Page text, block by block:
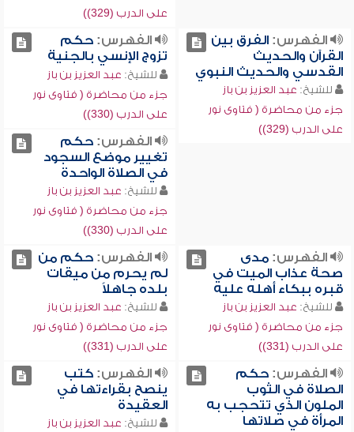
على الدرب (329))
الفهرس:الفرق بين
القرآن والحديث
القدسي والحديث النبوي
للشيخ: عبد العزيز بن باز
جزء من محاضرة ( فتاوى نور
على الدرب (329))
الفهرس:حكم
تزوج الإنسي بالجنية
للشيخ: عبد العزيز بن باز
جزء من محاضرة ( فتاوى نور
على الدرب (330))
الفهرس:حكم
تغيير موضع السجود
في الصلاة الواحدة
للشيخ: عبد العزيز بن باز
جزء من محاضرة ( فتاوى نور
على الدرب (330))
الفهرس:مدى
صحة عذاب الميت في
قبره ببكاء أهله عليه
للشيخ: عبد العزيز بن باز
جزء من محاضرة ( فتاوى نور
على الدرب (331))
الفهرس:حكم من
لم يحرم من ميقات
بلده جاهلاً
للشيخ: عبد العزيز بن باز
جزء من محاضرة ( فتاوى نور
على الدرب (331))
الفهرس:حكم
الصلاة في الثوب
الملون الذي تتحجب به
المرأة في صلاتها
الفهرس:كتب
ينصح بقراءتها في
العقيدة
للشيخ: عبد العزيز بن باز